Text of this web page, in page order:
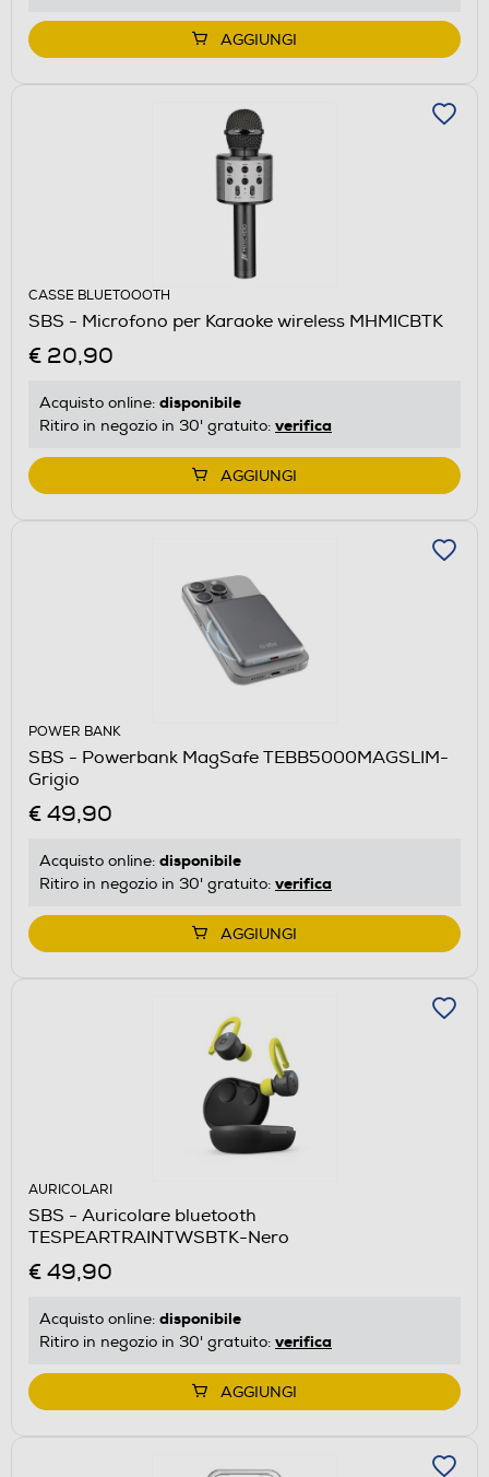
AGGIUNGI
CASSE BLUETOOOTH
SBS - Microfono per Karaoke wireless MHMICBTK
€ 20,90
Acquisto online: disponibile
Ritiro in negozio in 30' gratuito: verifica
AGGIUNGI
POWER BANK
SBS - Powerbank MagSafe TEBB5000MAGSLIM-
Grigio
€ 49,90
Acquisto online: disponibile
Ritiro in negozio in 30' gratuito: verifica
AGGIUNGI
AURICOLARI
SBS - Auricolare bluetooth
TESPEARTRAINTWSBTK-Nero
€ 49,90
Acquisto online: disponibile
Ritiro in negozio in 30' gratuito: verifica
AGGIUNGI